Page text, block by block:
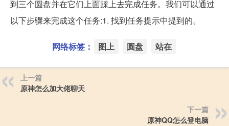
到三个圆盘并在它们上面踩上去完成任务。我们可以通过
以下步骤来完成这个任务:1. 找到任务提示中提到的。
网络标签： 图上 圆盘 站在
上一篇
原神怎么加大佬聊天
下一篇
原神QQ怎么登电脑